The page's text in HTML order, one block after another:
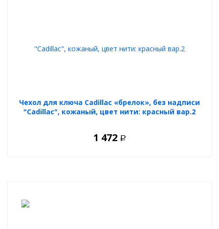
Чехол для ключа Cadillac «брелок», без надписи
"Cadillac", кожаный, цвет нити: красный вар.2
1 472 Р